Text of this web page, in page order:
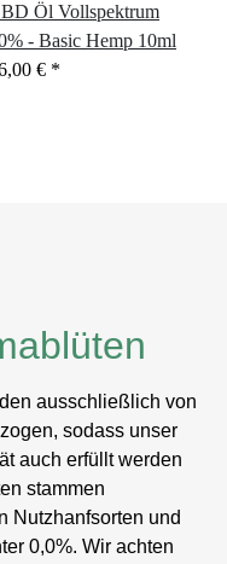
Öl Vollspektrum
- Basic Hemp 10ml
€ *
ausschließlich von
sodass unser
auch erfüllt werden
stammen
Nutzhanfsorten und
0,0%. Wir achten